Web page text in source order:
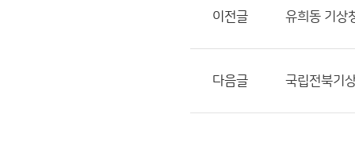
이전글 유희동 기상
다음글 국립전북기